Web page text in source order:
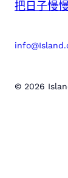
把日子慢
© 2026